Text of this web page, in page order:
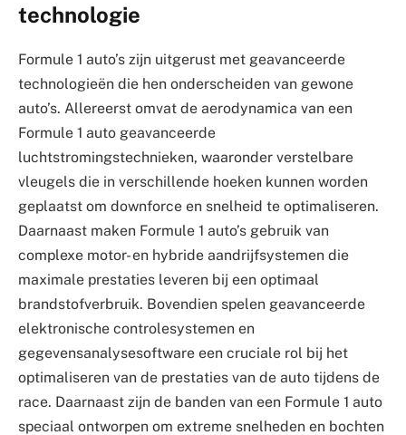
technologie
Formule 1 auto’s zijn uitgerust met geavanceerde
technologieën die hen onderscheiden van gewone
auto’s. Allereerst omvat de aerodynamica van een
Formule 1 auto geavanceerde
luchtstromingstechnieken, waaronder verstelbare
vleugels die in verschillende hoeken kunnen worden
geplaatst om downforce en snelheid te optimaliseren.
Daarnaast maken Formule 1 auto’s gebruik van
complexe motor- en hybride aandrijfsystemen die
maximale prestaties leveren bij een optimaal
brandstofverbruik. Bovendien spelen geavanceerde
elektronische controlesystemen en
gegevensanalysesoftware een cruciale rol bij het
optimaliseren van de prestaties van de auto tijdens de
race. Daarnaast zijn de banden van een Formule 1 auto
speciaal ontworpen om extreme snelheden en bochten